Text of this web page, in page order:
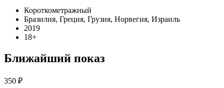
Короткометражный
Бразилия, Греция, Грузия, Норвегия, Израиль
2019
18+
Ближайший показ
350 ₽